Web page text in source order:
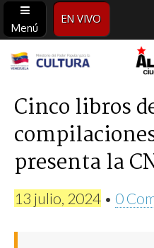
Menú
EN VIVO
Alba
Ciudad
96.3
FM
Cinco libros
presenta la
13 julio, 2024 • 0